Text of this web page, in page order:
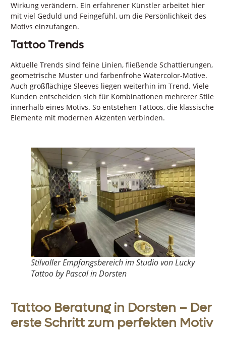
Wirkung verändern. Ein erfahrener Künstler arbeitet hier
mit viel Geduld und Feingefühl, um die Persönlichkeit des
Motivs einzufangen.
Tattoo Trends
Aktuelle Trends sind feine Linien, fließende Schattierungen,
geometrische Muster und farbenfrohe Watercolor-Motive.
Auch großflächige Sleeves liegen weiterhin im Trend. Viele
Kunden entscheiden sich für Kombinationen mehrerer Stile
innerhalb eines Motivs. So entstehen Tattoos, die klassische
Elemente mit modernen Akzenten verbinden.
Stilvoller Empfangsbereich im Studio von Lucky
Tattoo by Pascal in Dorsten
Tattoo Beratung in Dorsten – Der
erste Schritt zum perfekten Motiv